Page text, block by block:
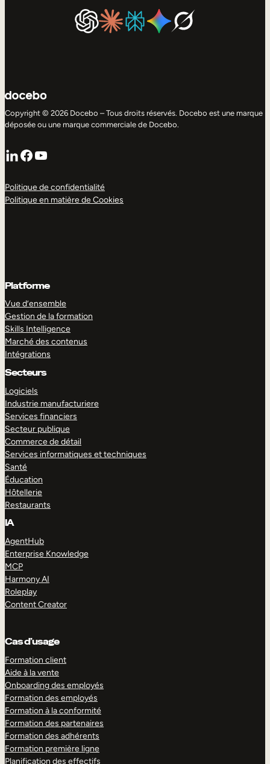
Copyright © 2026 Docebo – Tous droits réservés. Docebo est une marque
déposée ou une marque commerciale de Docebo.
LinkedIn
Facebook
YouTube
Politique de confidentialité
Politique en matière de Cookies
Platforme
Vue d’ensemble
Gestion de la formation
Skills Intelligence
Marché des contenus
Intégrations
Secteurs
Logiciels
Industrie manufacturiere
Services financiers
Secteur publique
Commerce de détail
Services informatiques et techniques
Santé
Éducation
Hôtellerie
Restaurants
IA
AgentHub
Enterprise Knowledge
MCP
Harmony AI
Roleplay
Content Creator
Cas d’usage
Formation client
Aide à la vente
Onboarding des employés
Formation des employés
Formation à la conformité
Formation des partenaires
Formation des adhérents
Formation première ligne
Planification des effectifs